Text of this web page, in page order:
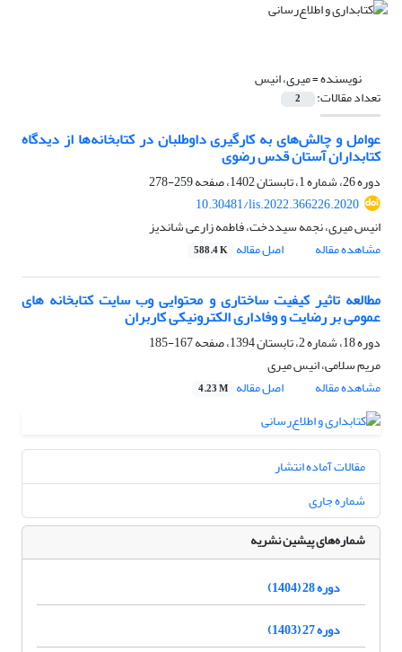
نویسنده =میری، انیس
تعداد مقالات: 2
عوامل و چالش‌های به کارگیری داوطلبان در کتابخانه‌ها از دیدگاه
کتابداران آستان قدس رضوی
دوره 26، شماره 1، تابستان 1402، صفحه
259-278
10.30481/lis.2022.366226.2020
انیس میری، نجمه سیددخت، فاطمه زارعی شاندیز
مشاهده مقاله
اصل مقاله 588.4 K
مطالعه تاثیر کیفیت ساختاری و محتوایی وب سایت کتابخانه های
عمومی بر رضایت و وفاداری الکترونیکی کاربران
دوره 18، شماره 2، تابستان 1394، صفحه
167-185
مریم سلامی، انیس میری
مشاهده مقاله
اصل مقاله 4.23 M
مقالات آماده انتشار
شماره جاری
شماره‌های پیشین نشریه
دوره 28 (1404)
دوره 27 (1403)